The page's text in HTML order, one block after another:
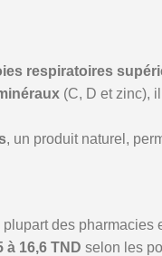
respiratoires
(C, D et zinc),
, un produit naturel,
des pharmacies
à 16,6 TND selon les